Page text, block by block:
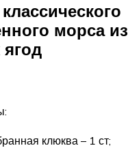
морса из
клюква – 1 ст;